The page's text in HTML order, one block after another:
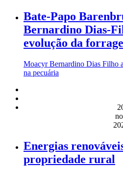
Bate-Papo
Bernardino Dias-
evolução da
Moacyr Bernardino Dias Filho
na pecuária
Energias
propriedade rural